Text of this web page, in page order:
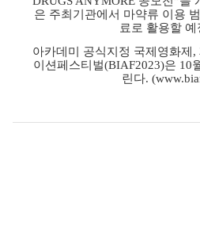
은 주최기관에서 마약류 이용
료로 활용할 예
아카데미 공식지정 국제영화제 ,
이션페스티벌(BIAF2023)은 10
린다.